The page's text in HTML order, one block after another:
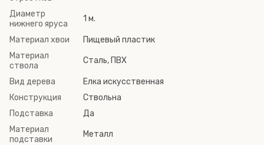
Диаметр
нижнего яруса
1 м.
Материал хвои
Пищевый пластик
Материал
ствола
Сталь, ПВХ
Вид дерева
Елка искусственная
Конструкция
Ствольна
Подставка
Да
Материал
подставки
Металл